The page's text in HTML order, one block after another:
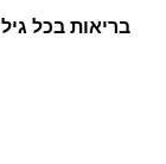
בריאות בכל גיל